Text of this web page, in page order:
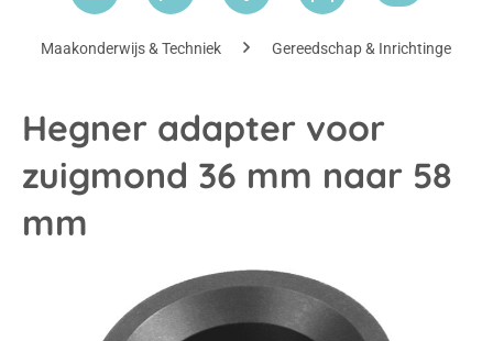
Maakonderwijs & Techniek Gereedschap & Inrichtingen
Hegner adapter voor
zuigmond 36 mm naar 58
mm
Afbeeldingengalerij overslaan